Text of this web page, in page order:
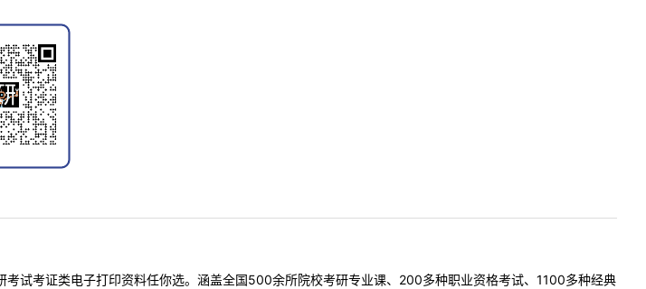
试考证类电子打印资料任你选。涵盖全国500余所院校考研专业课、200多种职业资格考试、1100多种经典